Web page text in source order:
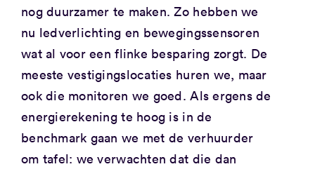
nog duurzamer te maken. Zo hebben we
nu ledverlichting en bewegingssensoren
wat al voor een flinke besparing zorgt. De
meeste vestigingslocaties huren we, maar
ook die monitoren we goed. Als ergens de
energierekening te hoog is in de
benchmark gaan we met de verhuurder
om tafel: we verwachten dat die dan